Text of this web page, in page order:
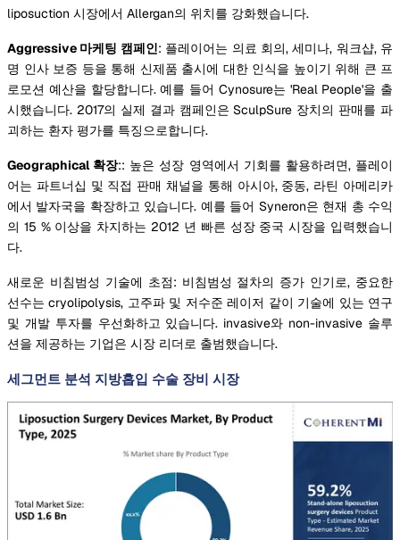
liposuction 시장에서 Allergan의 위치를 강화했습니다.
Aggressive 마케팅 캠페인: 플레이어는 의료 회의, 세미나, 워크샵, 유
명 인사 보증 등을 통해 신제품 출시에 대한 인식을 높이기 위해 큰 프
로모션 예산을 할당합니다. 예를 들어 Cynosure는 'Real People'을 출
시했습니다. 2017의 실제 결과 캠페인은 SculpSure 장치의 판매를 파
괴하는 환자 평가를 특징으로합니다.
Geographical 확장:: 높은 성장 영역에서 기회를 활용하려면, 플레이
어는 파트너십 및 직접 판매 채널을 통해 아시아, 중동, 라틴 아메리카
에서 발자국을 확장하고 있습니다. 예를 들어 Syneron은 현재 총 수익
의 15 % 이상을 차지하는 2012 년 빠른 성장 중국 시장을 입력했습니
다.
새로운 비침범성 기술에 초점: 비침범성 절차의 증가 인기로, 중요한
선수는 cryolipolysis, 고주파 및 저수준 레이저 같이 기술에 있는 연구
및 개발 투자를 우선화하고 있습니다. invasive와 non-invasive 솔루
션을 제공하는 기업은 시장 리더로 출범했습니다.
세그먼트 분석 지방흡입 수술 장비 시장